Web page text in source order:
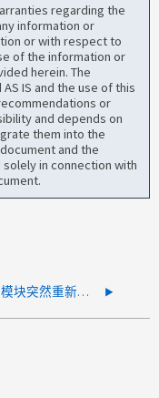
regarding the
information or
or with respect to
of the information or
herein. The
IS and the use of this
or
and depends on
them into the
and the
in connection with
磁盘架模块突然重新启动，导致两个节点崩溃